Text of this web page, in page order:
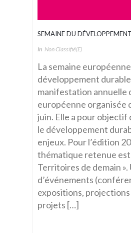
SEMAINE DU
In Non Classifié(e)
La semaine
développement
manifestation annuelle
européenne organisée
juin. Elle a pour objectif
le développement
enjeux. Pour l’édition
thématique retenue est
Territoires de demain ».
d’événements
expositions, projections
projets […]